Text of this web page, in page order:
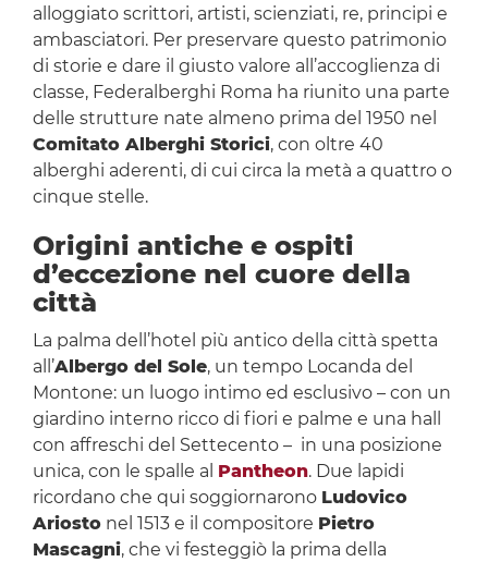
alloggiato scrittori, artisti, scienziati, re, principi e
ambasciatori. Per preservare questo patrimonio
di storie e dare il giusto valore all’accoglienza di
classe, Federalberghi Roma ha riunito una parte
delle strutture nate almeno prima del 1950 nel
Comitato Alberghi Storici, con oltre 40
alberghi aderenti, di cui circa la metà a quattro o
cinque stelle.
Origini antiche e ospiti
d’eccezione nel cuore della
città
La palma dell’hotel più antico della città spetta
all’Albergo del Sole, un tempo Locanda del
Montone: un luogo intimo ed esclusivo – con un
giardino interno ricco di fiori e palme e una hall
con affreschi del Settecento – in una posizione
unica, con le spalle al Pantheon. Due lapidi
ricordano che qui soggiornarono Ludovico
Ariostonel 1513 e il compositore Pietro
Mascagni, che vi festeggiò la prima della